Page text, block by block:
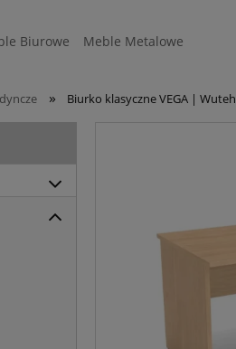
Biurowe Meble Metalowe
» Biurko klasyczne VEGA | Wuteh